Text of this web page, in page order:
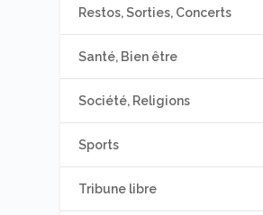
Restos, Sorties, Concerts
Santé, Bien être
Société, Religions
Sports
Tribune libre